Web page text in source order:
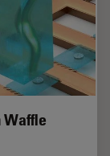
Waffle